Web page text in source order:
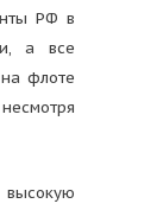
РФ в
а все
флоте